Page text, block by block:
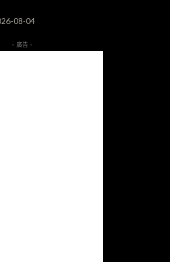
08-04
- 廣告 -